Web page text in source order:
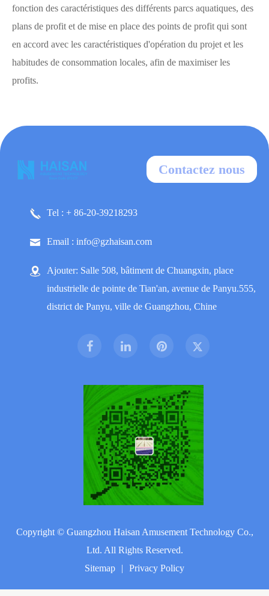
fonction des caractéristiques des différents parcs aquatiques, des
plans de profit et de mise en place des points de profit qui sont
en accord avec les caractéristiques d'opération du projet et les
habitudes de consommation locales, afin de maximiser les
profits.
Contactez nous
Tel : + 86-20-39218293
Email : info@gzhaisan.com
Ajouter: Salle 508, bâtiment de Chuangxin, place
industrielle de pointe de Tian'an, avenue de Panyu.555,
district de Panyu, ville de Guangzhou, Chine
Copyright © Guangzhou Haisan Amusement Technology Co.,
Ltd. All Rights Reserved.
Sitemap
| Privacy Policy